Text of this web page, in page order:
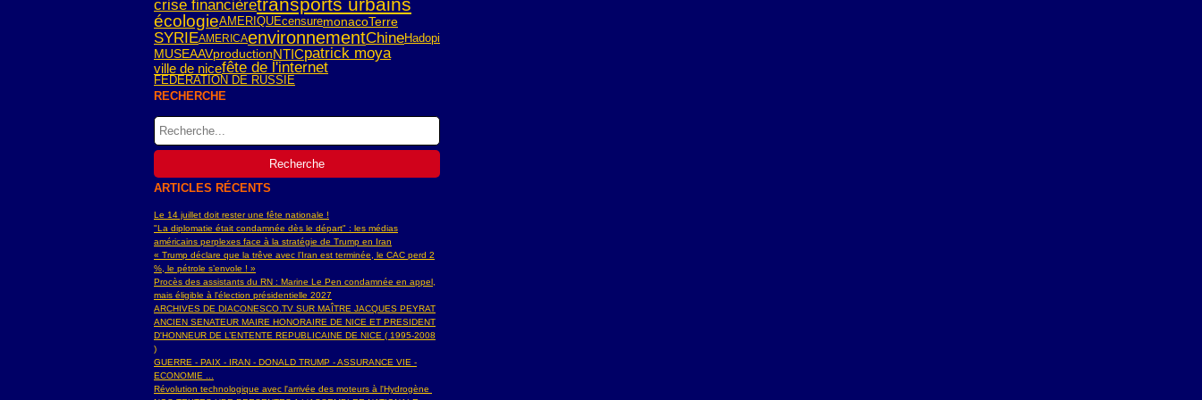
crise financière
écologieAMERIQUEcensuremonacoTerre
SYRIEAMERICAenvironnementChineHadopi
MUSEAAVproductionNTICpatrick moya
ville de nicefête de l'internet
FEDERATION DE RUSSIE
RECHERCHE
ARTICLES RÉCENTS
Le 14 juillet doit rester une fête nationale !
"La diplomatie était condamnée dès le départ" : les médias
américains perplexes face à la stratégie de Trump en Iran
« Trump déclare que la trêve avec l’Iran est terminée, le CAC perd 2
%, le pétrole s’envole ! »
Procès des assistants du RN : Marine Le Pen condamnée en appel,
mais éligible à l'élection présidentielle 2027
ARCHIVES DE DIACONESCO.TV SUR MAÎTRE JACQUES PEYRAT
ANCIEN SENATEUR MAIRE HONORAIRE DE NICE ET PRESIDENT
D'HONNEUR DE L’ENTENTE REPUBLICAINE DE NICE ( 1995-2008
)
GUERRE - PAIX - IRAN - DONALD TRUMP - ASSURANCE VIE -
ECONOMIE ...
Révolution technologique avec l'arrivée des moteurs à l'Hydrogène